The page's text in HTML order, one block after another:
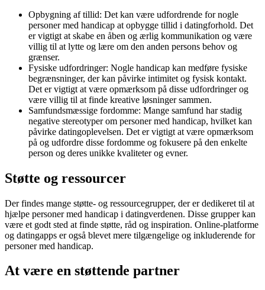
Opbygning af tillid: Det kan være udfordrende for nogle
personer med handicap at opbygge tillid i datingforhold. Det
er vigtigt at skabe en åben og ærlig kommunikation og være
villig til at lytte og lære om den anden persons behov og
grænser.
Fysiske udfordringer: Nogle handicap kan medføre fysiske
begrænsninger, der kan påvirke intimitet og fysisk kontakt.
Det er vigtigt at være opmærksom på disse udfordringer og
være villig til at finde kreative løsninger sammen.
Samfundsmæssige fordomme: Mange samfund har stadig
negative stereotyper om personer med handicap, hvilket kan
påvirke datingoplevelsen. Det er vigtigt at være opmærksom
på og udfordre disse fordomme og fokusere på den enkelte
person og deres unikke kvaliteter og evner.
Støtte og ressourcer
Der findes mange støtte- og ressourcegrupper, der er dedikeret til at
hjælpe personer med handicap i datingverdenen. Disse grupper kan
være et godt sted at finde støtte, råd og inspiration. Online-platforme
og datingapps er også blevet mere tilgængelige og inkluderende for
personer med handicap.
At være en støttende partner